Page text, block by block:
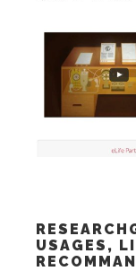
USAGES,